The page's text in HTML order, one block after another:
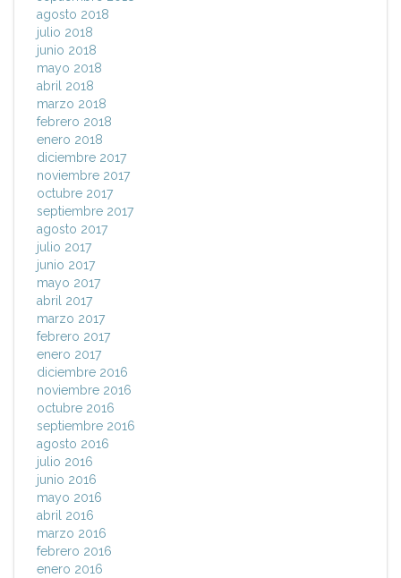
agosto 2018
julio 2018
junio 2018
mayo 2018
abril 2018
marzo 2018
febrero 2018
enero 2018
diciembre 2017
noviembre 2017
octubre 2017
septiembre 2017
agosto 2017
julio 2017
junio 2017
mayo 2017
abril 2017
marzo 2017
febrero 2017
enero 2017
diciembre 2016
noviembre 2016
octubre 2016
septiembre 2016
agosto 2016
julio 2016
junio 2016
mayo 2016
abril 2016
marzo 2016
febrero 2016
enero 2016